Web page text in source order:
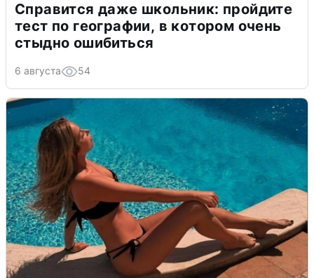
Справится даже школьник: пройдите
тест по географии, в котором очень
стыдно ошибиться
6 августа 54